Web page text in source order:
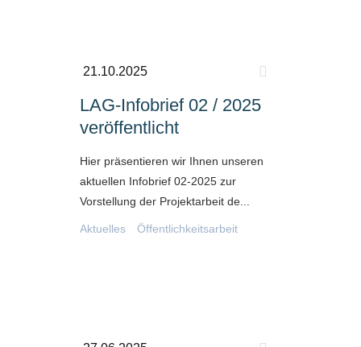
21.10.2025
LAG-Infobrief 02 / 2025
veröffentlicht
Hier präsentieren wir Ihnen unseren
aktuellen Infobrief 02-2025 zur
Vorstellung der Projektarbeit de...
Aktuelles Öffentlichkeitsarbeit